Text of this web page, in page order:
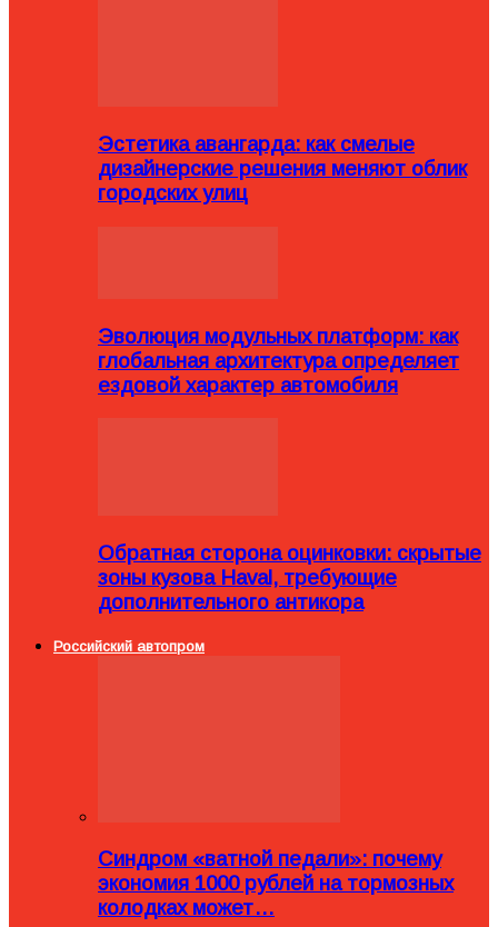
Эстетика авангарда: как смелые
дизайнерские решения меняют облик
городских улиц
Эволюция модульных платформ: как
глобальная архитектура определяет
ездовой характер автомобиля
Обратная сторона оцинковки: скрытые
зоны кузова Haval, требующие
дополнительного антикора
Российский автопром
Синдром «ватной педали»: почему
экономия 1000 рублей на тормозных
колодках может…